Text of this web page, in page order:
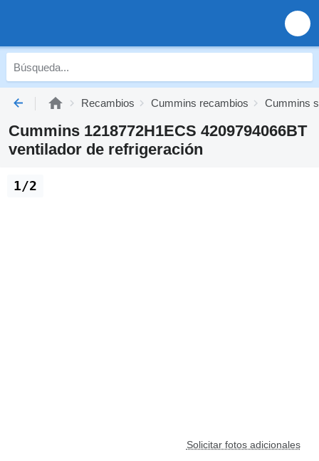
Recambios Cummins recambios Cummins
Cummins 1218772H1ECS 4209794066BT
ventilador de refrigeración
Solicitar fotos adicionales
1/2